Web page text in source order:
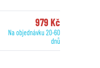
979 Kč
Na objednávku 20-60
dnů